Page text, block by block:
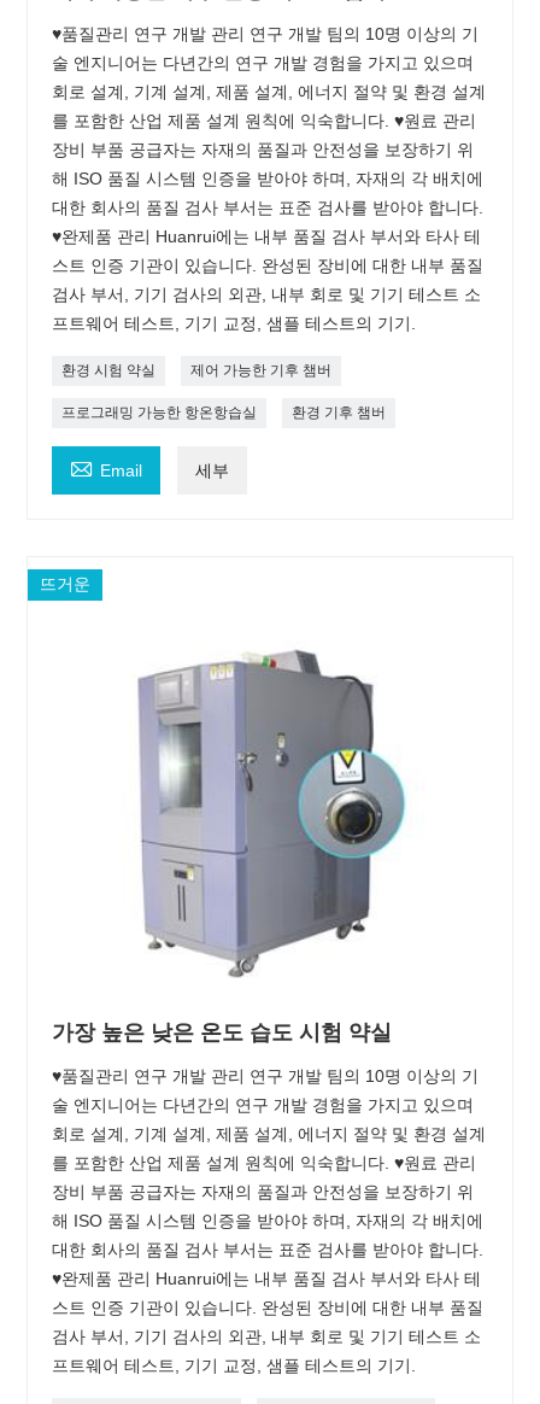
♥품질관리 연구 개발 관리 연구 개발 팀의 10명 이상의 기
술 엔지니어는 다년간의 연구 개발 경험을 가지고 있으며
회로 설계, 기계 설계, 제품 설계, 에너지 절약 및 환경 설계
를 포함한 산업 제품 설계 원칙에 익숙합니다. ♥원료 관리
장비 부품 공급자는 자재의 품질과 안전성을 보장하기 위
해 ISO 품질 시스템 인증을 받아야 하며, 자재의 각 배치에
대한 회사의 품질 검사 부서는 표준 검사를 받아야 합니다.
♥완제품 관리 Huanrui에는 내부 품질 검사 부서와 타사 테
스트 인증 기관이 있습니다. 완성된 장비에 대한 내부 품질
검사 부서, 기기 검사의 외관, 내부 회로 및 기기 테스트 소
프트웨어 테스트, 기기 교정, 샘플 테스트의 기기.
환경 시험 약실 제어 가능한 기후 챔버
프로그래밍 가능한 항온항습실 환경 기후 챔버
 Email 세부
뜨거운
가장 높은 낮은 온도 습도 시험 약실
♥품질관리 연구 개발 관리 연구 개발 팀의 10명 이상의 기
술 엔지니어는 다년간의 연구 개발 경험을 가지고 있으며
회로 설계, 기계 설계, 제품 설계, 에너지 절약 및 환경 설계
를 포함한 산업 제품 설계 원칙에 익숙합니다. ♥원료 관리
장비 부품 공급자는 자재의 품질과 안전성을 보장하기 위
해 ISO 품질 시스템 인증을 받아야 하며, 자재의 각 배치에
대한 회사의 품질 검사 부서는 표준 검사를 받아야 합니다.
♥완제품 관리 Huanrui에는 내부 품질 검사 부서와 타사 테
스트 인증 기관이 있습니다. 완성된 장비에 대한 내부 품질
검사 부서, 기기 검사의 외관, 내부 회로 및 기기 테스트 소
프트웨어 테스트, 기기 교정, 샘플 테스트의 기기.